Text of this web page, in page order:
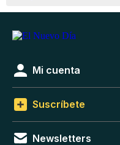
Mi cuenta
Suscríbete
Newsletters